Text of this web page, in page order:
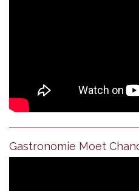
Gastronomie Moet